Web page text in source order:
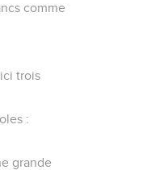
comme
trois
:
grande